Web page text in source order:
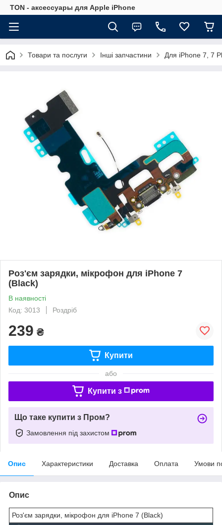
TON - аксессуары для Apple iPhone
Товари та послуги Інші запчастини Для iPhone 7, 7
Роз'єм зарядки, мікрофон для iPhone 7
(Black)
В наявності
Код: 3013
Роздріб
239 ₴
Купити
або
Купити з
Що таке купити з Пром?
Замовлення під захистом
Опис Характеристики Доставка Оплата Умови
Опис
Роз'єм зарядки, мікрофон для iPhone 7 (Black)